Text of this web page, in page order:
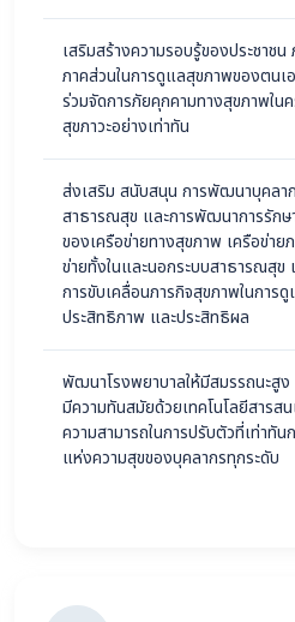
เสริมสร้างความรอบรู้ของประชาช
ภาคส่วนในการดูแลสุขภาพของตนเ
ร่วมจัดการภัยคุกคามทางสุขภาพใน
สุขภาวะอย่างเท่าทัน
ส่งเสริม สนับสนุน การพัฒนาบุคลา
สาธารณสุข และการพัฒนาการรัก
ของเครือข่ายทางสุขภาพ เครือข่าย
ข่ายทั้งในและนอกระบบสาธารณสุข
การขับเคลื่อนภารกิจสุขภาพในการ
ประสิทธิภาพ และประสิทธิผล
พัฒนาโรงพยาบาลให้มีสมรรถนะ
มีความทันสมัยด้วยเทคโนโลยีสารส
ความสามารถในการปรับตัวที่เท่าทั
แห่งความสุขของบุคลากรทุกระดับ